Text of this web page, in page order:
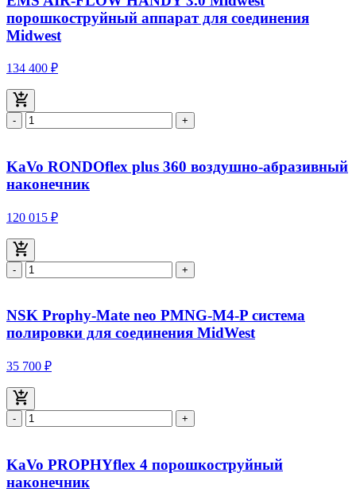
порошкоструйный аппарат для соединения
Midwest
134 400 ₽
- +
KaVo RONDOflex plus 360 воздушно-абразивный
наконечник
120 015 ₽
- +
NSK Prophy-Mate neo PMNG-M4-P система
полировки для соединения MidWest
35 700 ₽
- +
KaVo PROPHYflex 4 порошкоструйный
наконечник